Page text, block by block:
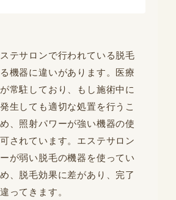
テサロンで行われている脱毛
機器に違いがあります。医療
常駐しており、もし施術中に
生しても適切な処置を行うこ
、照射パワーが強い機器の使
されています。エステサロン
が弱い脱毛の機器を使ってい
、脱毛効果に差があり、完了
ってきます。